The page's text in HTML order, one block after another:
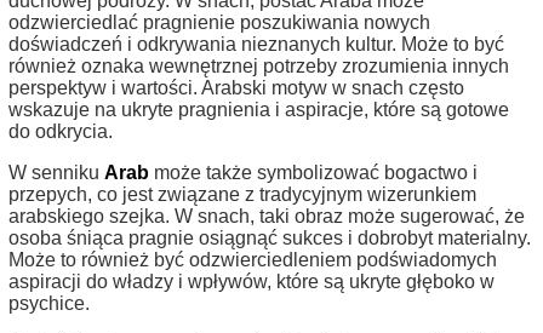
odzwierciedlać pragnienie poszukiwania nowych
doświadczeń i odkrywania nieznanych kultur. Może to być
również oznaka wewnętrznej potrzeby zrozumienia innych
perspektyw i wartości. Arabski motyw w snach często
wskazuje na ukryte pragnienia i aspiracje, które są gotowe
do odkrycia.
W senniku Arab może także symbolizować bogactwo i
przepych, co jest związane z tradycyjnym wizerunkiem
arabskiego szejka. W snach, taki obraz może sugerować, że
osoba śniąca pragnie osiągnąć sukces i dobrobyt materialny.
Może to również być odzwierciedleniem podświadomych
aspiracji do władzy i wpływów, które są ukryte głęboko w
psychice.